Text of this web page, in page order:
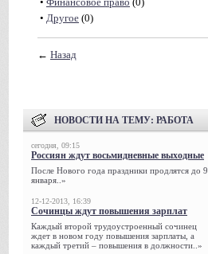
• Другое (0)
← Назад
НОВОСТИ НА ТЕМУ: РАБОТА
сегодня, 09:15
Россиян ждут восьмидневные выходные
После Нового года праздники продлятся до 9
января..»
12-12-2013, 16:39
Сочинцы ждут повышения зарплат
Каждый второй трудоустроенный сочинец
ждет в новом году повышения зарплаты, а
каждый третий – повышения в должности..»